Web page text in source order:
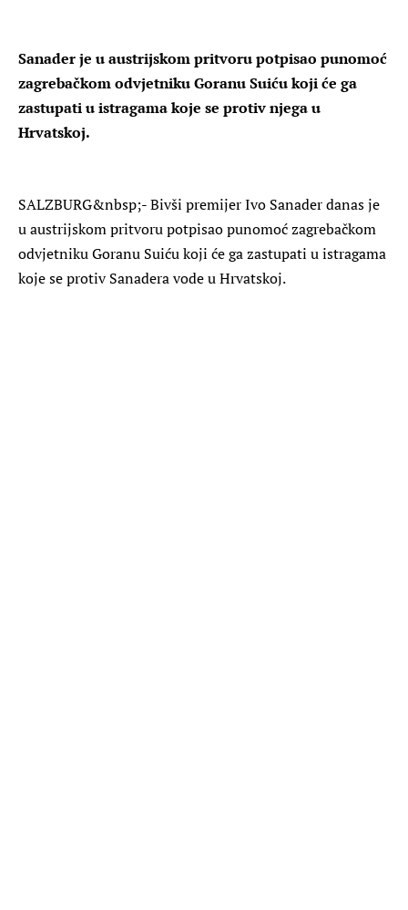
Sanader je u austrijskom pritvoru potpisao punomoć
zagrebačkom odvjetniku Goranu Suiću koji će ga
zastupati u istragama koje se protiv njega u
Hrvatskoj.
SALZBURG&nbsp;- Bivši premijer Ivo Sanader danas je
u austrijskom pritvoru potpisao punomoć zagrebačkom
odvjetniku Goranu Suiću koji će ga zastupati u istragama
koje se protiv Sanadera vode u Hrvatskoj.